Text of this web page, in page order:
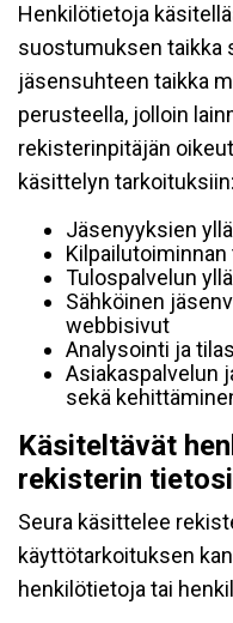
Henkilötietoja
suostumuksen taikka
jäsensuhteen taikka
perusteella, jolloin
rekisterinpitäjän
käsittelyn tarkoituksiin:
Jäsenyyksien
Tulospalvelun
Sähköinen
webbisivut
Analysointi ja
Asiakaspalvelun
sekä
Käsiteltävät
rekisterin
Seura käsittelee
käyttötarkoituksen
henkilötietoja tai